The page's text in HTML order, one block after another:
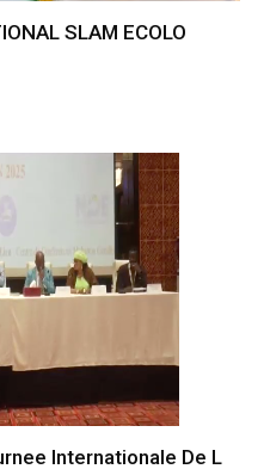
SLAM ECOLO
Internationale De L